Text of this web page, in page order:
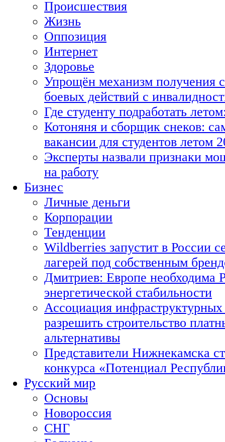
Происшествия
Жизнь
Оппозиция
Интернет
Здоровье
Упрощён механизм получения
боевых действий с
Где студенту подработать
Котоняня и сборщик снеков:
вакансии для студентов летом
Эксперты назвали признаки
на работу
Бизнес
Личные деньги
Корпорации
Тенденции
Wildberries запустит в России
лагерей под собственным
Дмитриев: Европе необходима
энергетической стабильности
Ассоциация
разрешить строительство
альтернативы
Представители Нижнекамска
конкурса «Потенциал
Русский мир
Основы
Новороссия
СНГ